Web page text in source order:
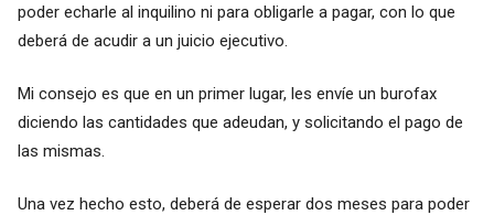
poder echarle al inquilino ni para obligarle a pagar, con lo que
deberá de acudir a un juicio ejecutivo.
Mi consejo es que en un primer lugar, les envíe un burofax
diciendo las cantidades que adeudan, y solicitando el pago de
las mismas.
Una vez hecho esto, deberá de esperar dos meses para poder